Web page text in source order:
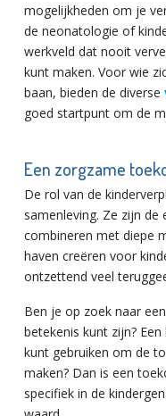
mogelijkheden om je
de neonatologie of
werkveld dat nooit
kunt maken. Voor wie
baan, bieden de diverse
goed startpunt om de
Een zorgzame
De rol van de
samenleving. Ze zijn de
combineren met diepe
haven creëren voor
ontzettend veel
Ben je op zoek naar
betekenis kunt zijn?
kunt gebruiken om de
maken? Dan is een
specifiek in de